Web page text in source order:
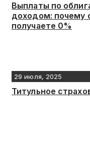
Выплаты по
доходом: почему
получаете 0%
29 июля, 2025
Титульное